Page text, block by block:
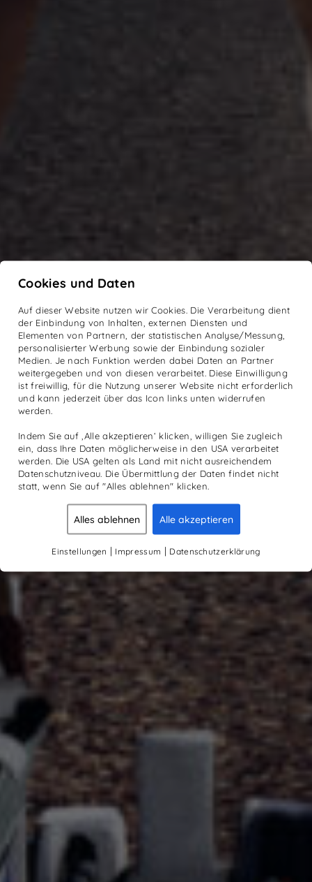
Cookies und Daten
Auf dieser Website nutzen wir Cookies. Die Verarbeitung dient
der Einbindung von Inhalten, externen Diensten und
Elementen von Partnern, der statistischen Analyse/Messung,
personalisierter Werbung sowie der Einbindung sozialer
Medien. Je nach Funktion werden dabei Daten an Partner
weitergegeben und von diesen verarbeitet. Diese Einwilligung
ist freiwillig, für die Nutzung unserer Website nicht erforderlich
und kann jederzeit über das Icon links unten widerrufen
werden.
Indem Sie auf ‚Alle akzeptieren‘ klicken, willigen Sie zugleich
ein, dass Ihre Daten möglicherweise in den USA verarbeitet
werden. Die USA gelten als Land mit nicht ausreichendem
Datenschutzniveau. Die Übermittlung der Daten findet nicht
statt, wenn Sie auf "Alles ablehnen" klicken.
Alles ablehnen Alle akzeptieren
Einstellungen | Impressum | Datenschutzerklärung